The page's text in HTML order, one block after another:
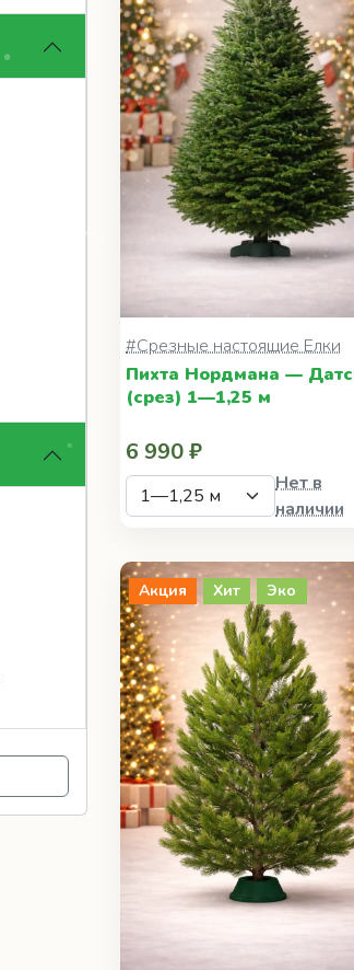
#Срезные настоящие Елки
Пихта Нордмана —
(срез) 1—1,25 м
6 990 ₽
Нет в
наличии
Акция Хит Эко